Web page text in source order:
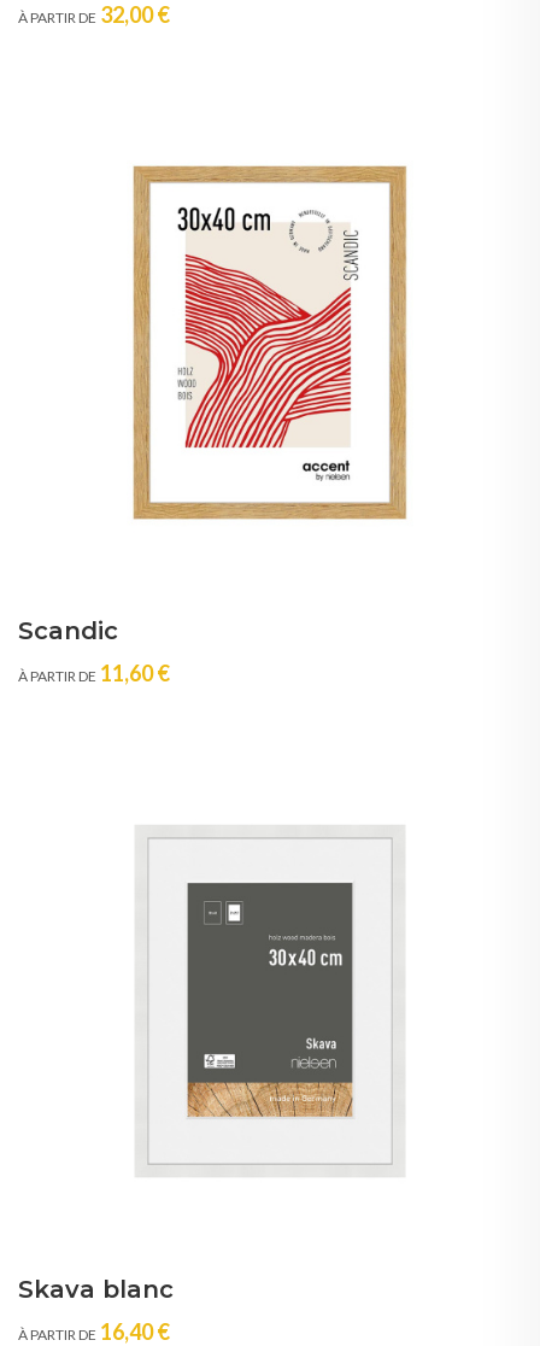
À PARTIR DE 32,00 €
Scandic
À PARTIR DE 11,60 €
Skava blanc
À PARTIR DE 16,40 €